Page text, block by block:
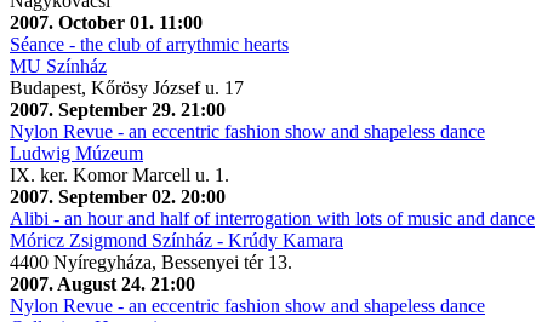
2007. October 01. 11:00
Séance - the club of arrythmic hearts
MU Színház
Budapest, Kőrösy József u. 17
2007. September 29. 21:00
Nylon Revue - an eccentric fashion show and shapeless dance
Ludwig Múzeum
IX. ker. Komor Marcell u. 1.
2007. September 02. 20:00
Alibi - an hour and half of interrogation with lots of music and dance
Móricz Zsigmond Színház - Krúdy Kamara
4400 Nyíregyháza, Bessenyei tér 13.
2007. August 24. 21:00
Nylon Revue - an eccentric fashion show and shapeless dance